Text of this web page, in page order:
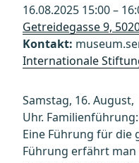
16.08.2025 15:00 –
Getreidegasse 9,
Kontakt:
Internationale
Samstag, 16.
Uhr.
Eine Führung für die
Führung erfährt